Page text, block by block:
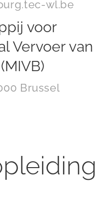
wl.be
voor
Vervoer van
Brussel